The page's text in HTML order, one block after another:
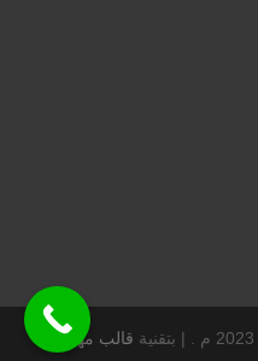
بتقنية قالب مهارتي